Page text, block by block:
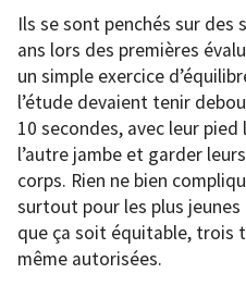
Ils se sont penchés sur des
ans lors des premières
un simple exercice
l’étude devaient tenir
10 secondes, avec leur
l’autre jambe et garder
corps. Rien ne bien
surtout pour les plus jeunes
que ça soit équitable,
même autorisées.